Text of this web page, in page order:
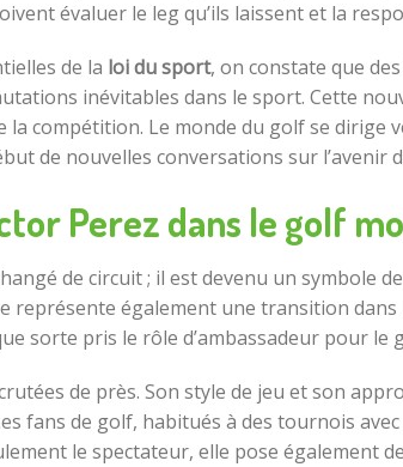
évaluer le leg qu’ils laissent et la
de la loi du sport, on constate que
inévitables dans le sport. Cette
compétition. Le monde du golf se
de nouvelles conversations sur l’avenir
Perez dans le golf
de circuit ; il est devenu un symbole
représente également une transition
sorte pris le rôle d’ambassadeur pour
de près. Son style de jeu et son
fans de golf, habitués à des tournois
le spectateur, elle pose également